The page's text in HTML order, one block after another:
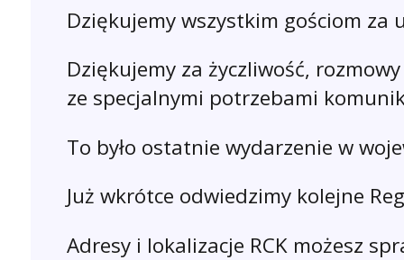
Dziękujemy wszystkim gościom za
Dziękujemy za życzliwość,
ze specjalnymi potrzebami
To było ostatnie wydarzenie w
Już wkrótce odwiedzimy kolejne
Adresy i lokalizacje RCK możesz